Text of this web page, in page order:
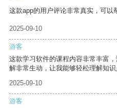
这款app的用户评论非常真实，可以
2025-09-10
游客
这款学习软件的课程内容非常丰富
解非常生动，让我能够轻松理解知识
2025-09-10
游客